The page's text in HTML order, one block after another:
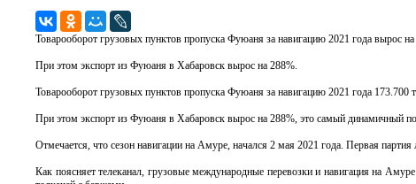
Товарооборот грузовых пунктов пропуска Фуюаня за навигацию 2021 года вырос
При этом экспорт из Фуюаня в Хабаровск вырос на 288%.
Товарооборот грузовых пунктов пропуска Фуюаня за навигацию 2021 года 173.700
При этом экспорт из Фуюаня в Хабаровск вырос на 288%, это самый динамичный
Отмечается, что сезон навигации на Амуре, начался 2 мая 2021 года. Первая
Как поясняет телеканал, грузовые международные перевозки и навигация на